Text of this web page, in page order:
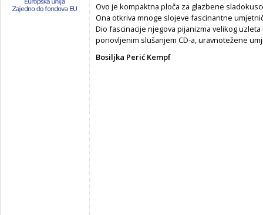
Ovo je kompaktna ploča za glazbene
Ona otkriva mnoge slojeve fascinantne
Dio fascinacije njegova pijanizma velikog
ponovljenim slušanjem CD-a, uravnotežene
Bosiljka Perić Kempf